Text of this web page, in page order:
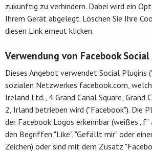
zukünftig zu verhindern. Dabei wird ein
Ihrem Gerät abgelegt. Löschen Sie Ihre
diesen Link erneut klicken.
Verwendung von Facebook
Dieses Angebot verwendet Social Plugins
sozialen Netzwerkes facebook.com,
Ireland Ltd., 4 Grand Canal Square, Grand
2, Irland betrieben wird ("Facebook"). Die
der Facebook Logos erkennbar (weißes
den Begriffen "Like", "Gefällt mir" oder
Zeichen) oder sind mit dem Zusatz